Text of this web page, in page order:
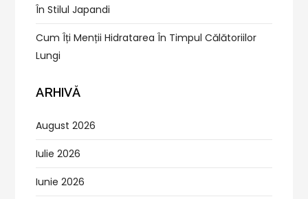
În Stilul Japandi
Cum Îți Menții Hidratarea În Timpul Călătoriilor
Lungi
ARHIVĂ
August 2026
Iulie 2026
Iunie 2026